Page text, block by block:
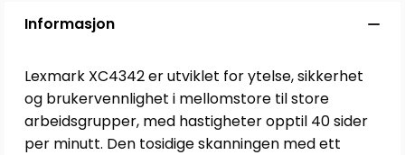
Informasjon
Lexmark XC4342 er utviklet for ytelse, sikkerhet
og brukervennlighet i mellomstore til store
arbeidsgrupper, med hastigheter opptil 40 sider
per minutt. Den tosidige skanningen med ett